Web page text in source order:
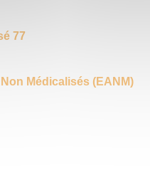
77
Médicalisés (EANM)